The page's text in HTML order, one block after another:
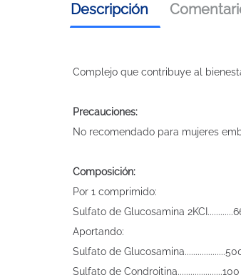
Descripción
Complejo que contribuye al
Precauciones:
No recomendado para mujeres
Composición:
Por 1 comprimido:
Sulfato de Glucosamina
Aportando:
Sulfato de
Sulfato de